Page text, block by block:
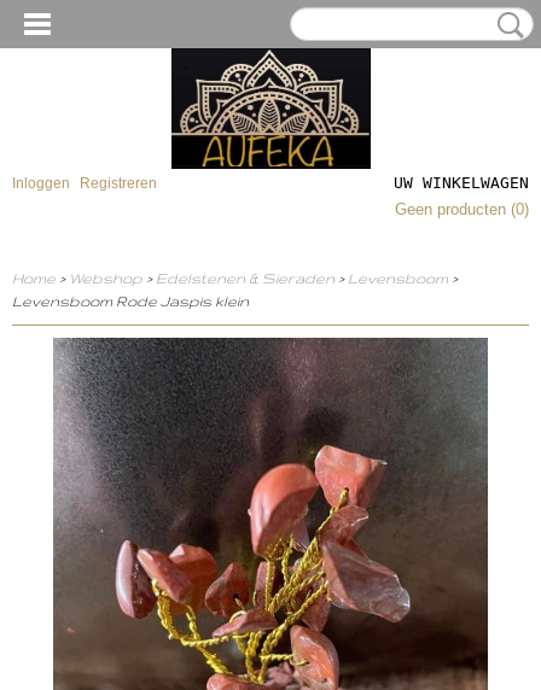
Inloggen Registreren
UW WINKELWAGEN
Geen producten (0)
Home > Webshop > Edelstenen & Sieraden > Levensboom >
Levensboom Rode Jaspis klein